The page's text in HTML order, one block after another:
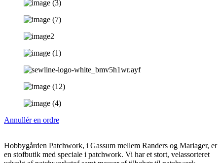
Annullér en ordre
Hobbygården Patchwork, i Gassum mellem Randers og Mariager, er
en stofbutik med speciale i patchwork. Vi har et stort, velassorteret